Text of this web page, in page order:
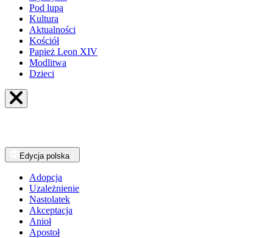
Pod lupą
Kultura
Aktualności
Kościół
Papież Leon XIV
Modlitwa
Dzieci
Edycja polska
Adopcja
Uzależnienie
Nastolatek
Akceptacja
Anioł
Apostoł